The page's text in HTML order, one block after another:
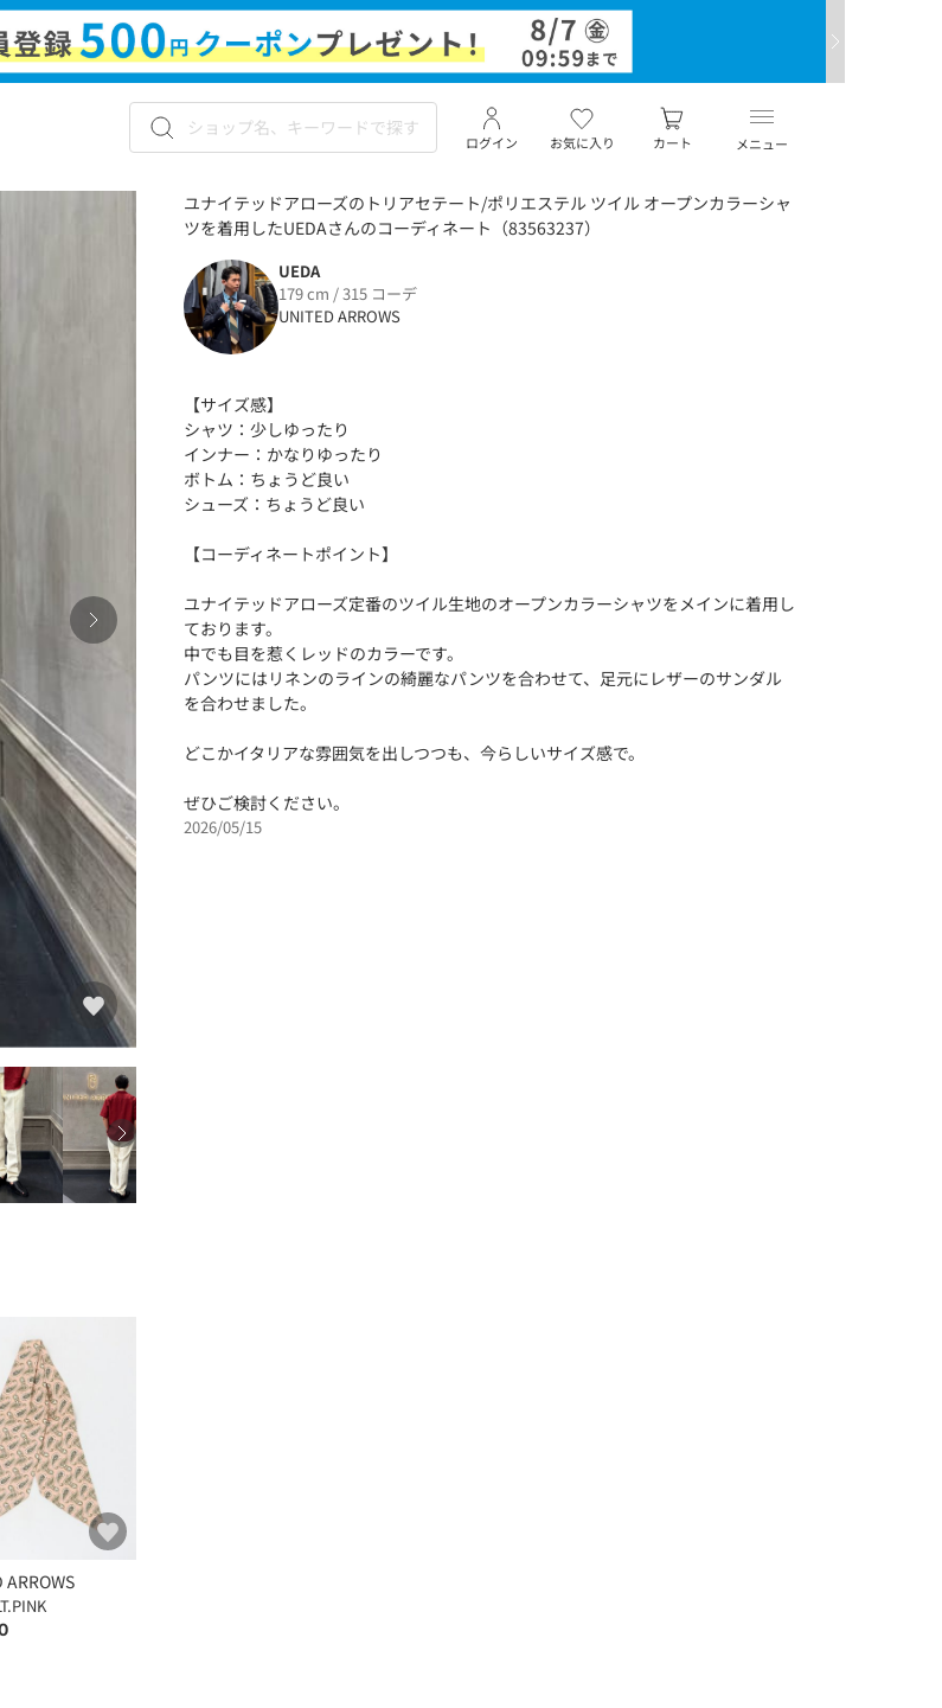
メニュー
お気に入り
ログイン カート
ユナイテッドアローズのトリアセテート/ポリエステル ツイル オープンカラーシャ
ツを着用したUEDAさんのコーディネート（83563237）
UEDA
179 cm / 315 コーデ
UNITED ARROWS
【サイズ感】
シャツ：少しゆったり
インナー：かなりゆったり
ボトム：ちょうど良い
シューズ：ちょうど良い
【コーディネートポイント】
ユナイテッドアローズ定番のツイル生地のオープンカラーシャツをメインに着用し
ております。
中でも目を惹くレッドのカラーです。
パンツにはリネンのラインの綺麗なパンツを合わせて、足元にレザーのサンダル
を合わせました。
どこかイタリアな雰囲気を出しつつも、今らしいサイズ感で。
ぜひご検討ください。
2026/05/15
ARROWS